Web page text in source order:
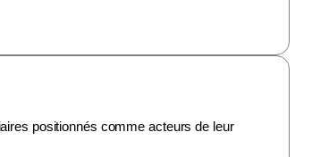
positionnés comme acteurs de leur